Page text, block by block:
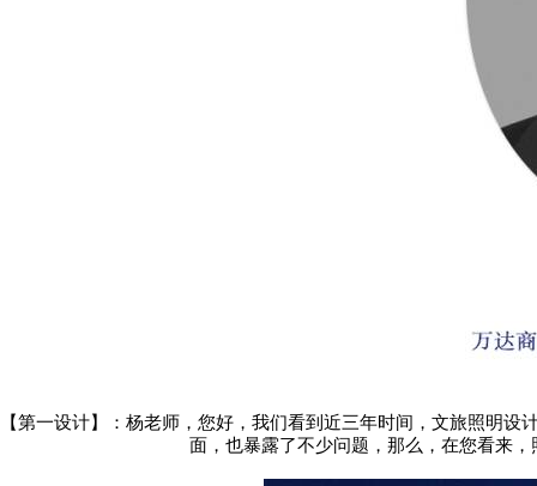
【第一设计】：杨老师，您好，我们看到近三年时间，文旅照明
面，也暴露了不少问题，那么，在您看来